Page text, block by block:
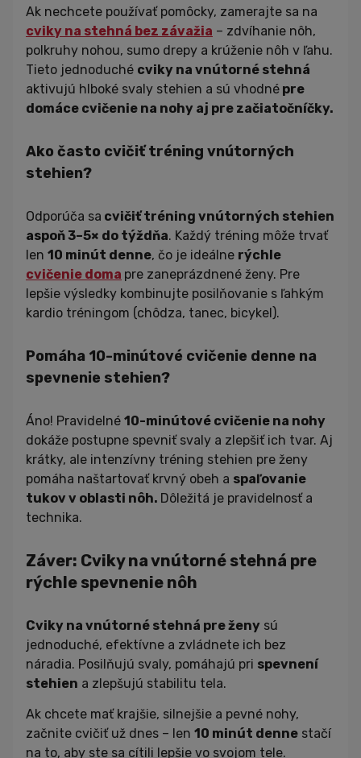
Ak nechcete používať pomôcky, zamerajte sa na
cviky na stehná bez závažia – zdvíhanie nôh,
polkruhy nohou, sumo drepy a krúženie nôh v ľahu.
Tieto jednoduché cviky na vnútorné stehná
aktivujú hlboké svaly stehien a sú vhodné pre
domáce cvičenie na nohy aj pre začiatočníčky.
Ako často cvičiť tréning vnútorných
stehien?
Odporúča sa cvičiť tréning vnútorných stehien
aspoň 3–5× do týždňa. Každý tréning môže trvať
len 10 minút denne, čo je ideálne rýchle
cvičenie doma pre zaneprázdnené ženy. Pre
lepšie výsledky kombinujte posilňovanie s ľahkým
kardio tréningom (chôdza, tanec, bicykel).
Pomáha 10-minútové cvičenie denne na
spevnenie stehien?
Áno! Pravidelné 10-minútové cvičenie na nohy
dokáže postupne spevniť svaly a zlepšiť ich tvar. Aj
krátky, ale intenzívny tréning stehien pre ženy
pomáha naštartovať krvný obeh a spaľovanie
tukov v oblasti nôh. Dôležitá je pravidelnosť a
technika.
Záver: Cviky na vnútorné stehná pre
rýchle spevnenie nôh
Cviky na vnútorné stehná pre ženy sú
jednoduché, efektívne a zvládnete ich bez
náradia. Posilňujú svaly, pomáhajú pri spevnení
stehien a zlepšujú stabilitu tela.
Ak chcete mať krajšie, silnejšie a pevné nohy,
začnite cvičiť už dnes – len 10 minút denne stačí
na to, aby ste sa cítili lepšie vo svojom tele.